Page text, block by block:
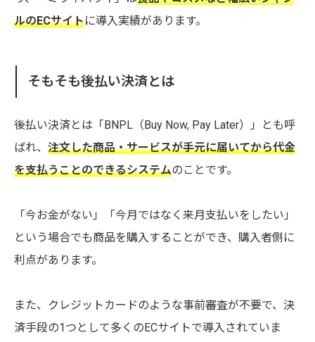
ルのECサイトに導入実績があります。
そもそも後払い決済とは
後払い決済とは「BNPL（Buy Now, Pay Later）」とも呼
ばれ、 注文した商品・サービスが手元に届いてから代金
を支払うことのできるシステムのことです。
「今お金がない」「今月ではなく来月支払いをしたい」
という場合でも商品を購入することができ、購入者側に
利点があります。
また、クレジットカードのような事前審査が不要で、決
済手段の1つとして多くのECサイトで導入されていま